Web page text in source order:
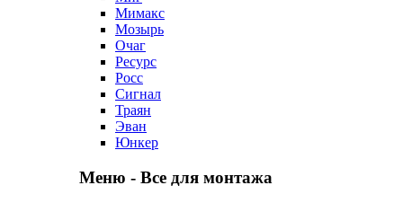
Мимакс
Мозырь
Очаг
Ресурс
Росс
Сигнал
Траян
Эван
Юнкер
Меню - Все для монтажа